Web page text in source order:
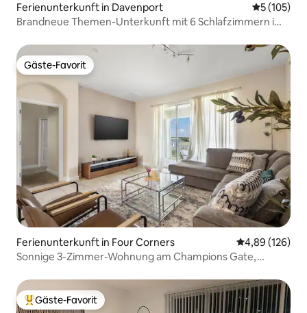
Ferienunterkunft in Davenport
5 (105)
Brandneue Themen-Unterkunft mit 6 Schlafzimmern im
Gäste-Favorit
Gäste-Favorit
Ferienunterkunft in Four Corners
4,89 (126)
Sonnige 3-Zimmer-Wohnung am Champions Gate,
Beliebter Gäste-Favorit.
Gäste-Favorit